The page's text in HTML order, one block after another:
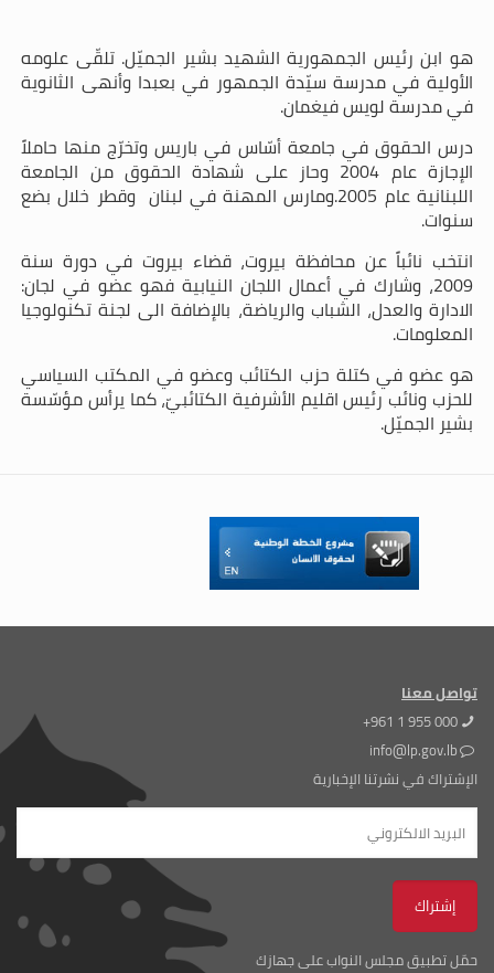
هو ابن رئيس الجمهورية الشهيد بشير الجميّل. تلقّى علومه
الأولية في مدرسة سيّدة الجمهور في بعبدا وأنهى الثانوية
في مدرسة لويس فيغمان.
درس الحقوق في جامعة أسّاس في باريس وتخرّج منها حاملاً
الإجازة عام 2004 وحاز على شهادة الحقوق من الجامعة
اللبنانية عام 2005.ومارس المهنة في لبنان وقطر خلال بضع
سنوات.
انتخب نائباً عن محافظة بيروت، قضاء بيروت في دورة سنة
2009، وشارك في أعمال اللجان النيابية فهو عضو في لجان:
الادارة والعدل، الشباب والرياضة، بالإضافة الى لجنة تكنولوجيا
المعلومات.
هو عضو في كتلة حزب الكتائب وعضو في المكتب السياسي
للحزب ونائب رئيس اقليم الأشرفية الكتائبيّ، كما يرأس مؤسّسة
بشير الجميّل.
تواصل معنا
+961 1 955 000
info@lp.gov.lb
الإشتراك في نشرتنا الإخبارية
حمّل تطبيق مجلس النواب على جهازك